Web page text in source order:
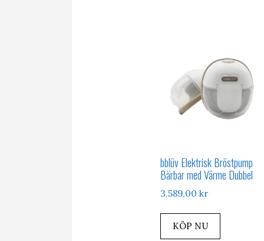
bblüv Elektrisk Bröstpump
Bärbar med Värme Dubbel
3.589,00 kr
KÖP NU